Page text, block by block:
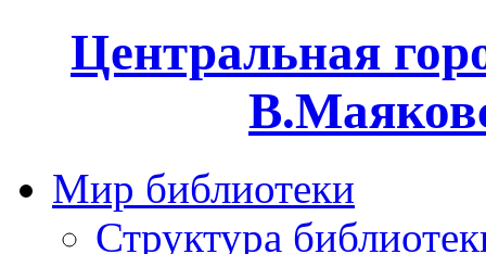
Центральная
Мир библиотеки
Структура